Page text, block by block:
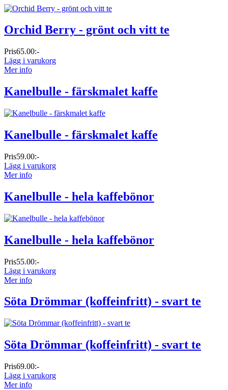
Orchid Berry - grönt och vitt te
Pris65.00:-
Lägg i varukorg
Mer info
Kanelbulle - färskmalet kaffe
Kanelbulle - färskmalet kaffe
Pris59.00:-
Lägg i varukorg
Mer info
Kanelbulle - hela kaffebönor
Kanelbulle - hela kaffebönor
Pris55.00:-
Lägg i varukorg
Mer info
Söta Drömmar (koffeinfritt) - svart te
Söta Drömmar (koffeinfritt) - svart te
Pris69.00:-
Lägg i varukorg
Mer info